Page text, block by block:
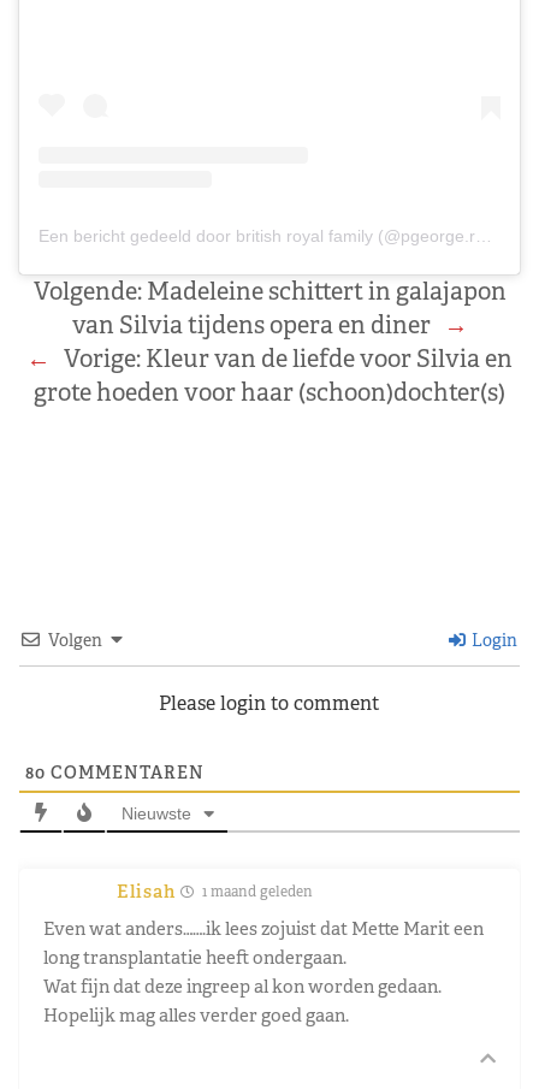
Een bericht gedeeld door british royal family (@pgeorge.royal)
Volgende: Madeleine schittert in galajapon
van Silvia tijdens opera en diner
→
← Vorige: Kleur van de liefde voor Silvia en
grote hoeden voor haar (schoon)dochter(s)
Volgen Login
Please login to comment
80 COMMENTAREN
Nieuwste
Elisah 1 maand geleden
Even wat anders…….ik lees zojuist dat Mette Marit een
long transplantatie heeft ondergaan.
Wat fijn dat deze ingreep al kon worden gedaan.
Hopelijk mag alles verder goed gaan.